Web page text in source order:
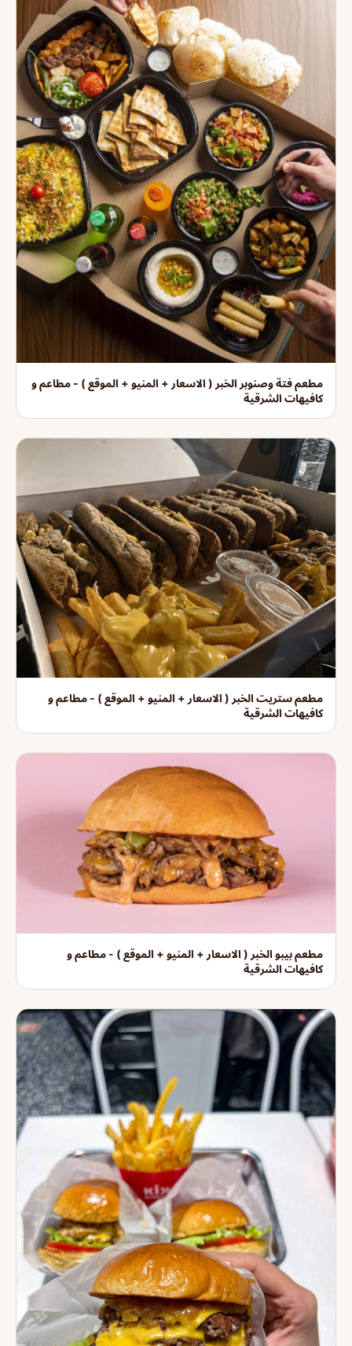
مطعم فتة وصنوبر الخبر ( الاسعار + المنيو + الموقع ) - مطاعم و
كافيهات الشرقية
مطعم ستريت الخبر ( الاسعار + المنيو + الموقع ) - مطاعم و
كافيهات الشرقية
مطعم بيبو الخبر ( الاسعار + المنيو + الموقع ) - مطاعم و
كافيهات الشرقية